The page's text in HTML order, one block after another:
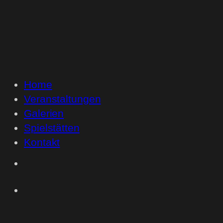
Home
Veranstaltungen
Galerien
Spielstätten
Kontakt